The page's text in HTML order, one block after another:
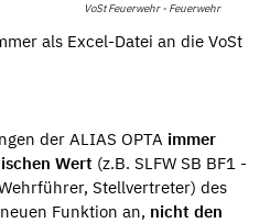
VoSt Feuerwehr - Feuerwehr
als Excel-Datei an die VoSt
der ALIAS OPTA immer
Wert (z.B. SLFW SB BF1 -
Stellvertreter) des
Funktion an, nicht den